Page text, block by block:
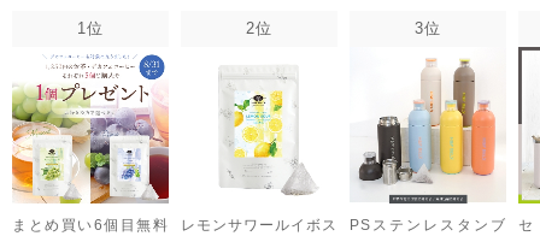
1位
まとめ買い6個目無料
2位
レモンサワールイボス
3位
PSステンレスタンブ